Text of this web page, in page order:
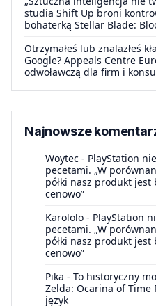
studia Shift Up broni
bohaterką Stellar Blade:
Otrzymałeś lub znalazłeś
Google? Appeals Centre
odwoławczą dla firm i
Najnowsze
Woytec - PlayStation
pecetami. „W
półki nasz produkt
cenowo”
Karololo - PlayStation
pecetami. „W
półki nasz produkt
cenowo”
Pika - To historyczny
Zelda: Ocarina of Time
język